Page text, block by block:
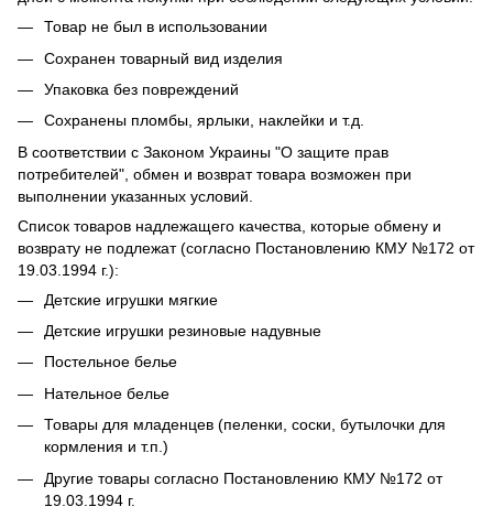
Товар не был в использовании
Сохранен товарный вид изделия
Упаковка без повреждений
Сохранены пломбы, ярлыки, наклейки и т.д.
В соответствии с Законом Украины "О защите прав
потребителей", обмен и возврат товара возможен при
выполнении указанных условий.
Список товаров надлежащего качества, которые обмену и
возврату не подлежат (согласно Постановлению КМУ №172 от
19.03.1994 г.):
Детские игрушки мягкие
Детские игрушки резиновые надувные
Постельное белье
Нательное белье
Товары для младенцев (пеленки, соски, бутылочки для
кормления и т.п.)
Другие товары согласно Постановлению КМУ №172 от
19.03.1994 г.